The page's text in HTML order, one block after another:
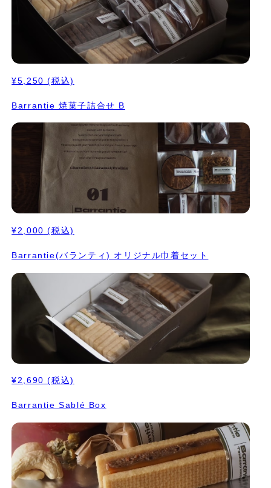
¥5,250 (税込)
Barrantie 焼菓子詰合せ B
¥2,000 (税込)
Barrantie(バランティ) オリジナル巾着セット
¥2,690 (税込)
Barrantie Sablé Box